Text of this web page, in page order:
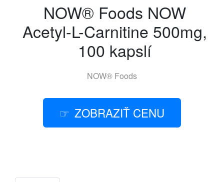
NOW® Foods NOW
Acetyl-L-Carnitine 500mg,
100 kapslí
NOW® Foods
ZOBRAZIŤ CENU